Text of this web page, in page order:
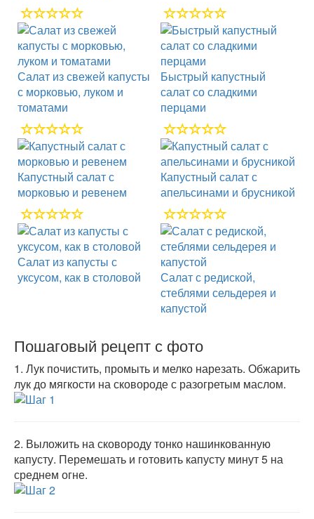
Салат из свежей капусты
с морковью, луком и
томатами
Быстрый капустный
салат со сладкими
перцами
Капустный салат с
морковью и ревенем
Капустный салат с
апельсинами и брусникой
Салат из капусты с
уксусом, как в столовой
Салат с редиской,
стеблями сельдерея и
капустой
Пошаговый рецепт с фото
1. Лук почистить, промыть и мелко нарезать. Обжарить
лук до мягкости на сковороде с разогретым маслом.
2. Выложить на сковороду тонко нашинкованную
капусту. Перемешать и готовить капусту минут 5 на
среднем огне.